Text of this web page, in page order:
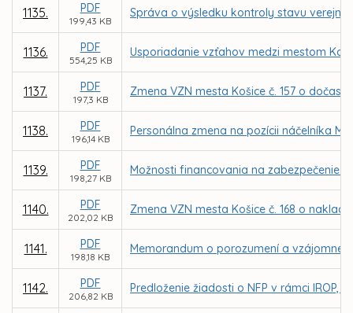
1135. PDF
199,43 KB
Správa o výsledku kontroly stavu
1136. PDF
554,25 KB
Usporiadanie vzťahov medzi mestom
1137. PDF
197,3 KB
Zmena VZN mesta Košice č. 157 o
1138. PDF
196,14 KB
Personálna zmena na pozícii náčelníka
1139. PDF
198,27 KB
Možnosti financovania na zabezpečenie
1140. PDF
202,02 KB
Zmena VZN mesta Košice č. 168 o
1141. PDF
198,18 KB
Memorandum o porozumení a vzájomnej
1142. PDF
206,82 KB
Predloženie žiadosti o NFP v rámci